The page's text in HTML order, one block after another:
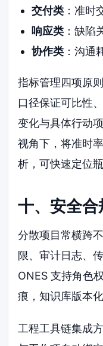
交付类：准时
响应类：缺陷
协作类：沟通
指标管理四项原
口径保证可比性
变化与具体行动
视角下，将准时
析，可快速定位瓶
十、安全
分散项目常横跨
限、审计日志、
ONES 支持角色
痕，知识库版本
工程工具链集成